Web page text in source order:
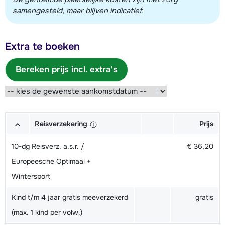
samengesteld, maar blijven indicatief.
Extra te boeken
Bereken prijs incl. extra's
Reisverzekering Prijs
10-dg Reisverz. a.s.r. /
Europeesche Optimaal +
Wintersport
€ 36,20
Kind t/m 4 jaar gratis meeverzekerd
(max. 1 kind per volw.)
gratis